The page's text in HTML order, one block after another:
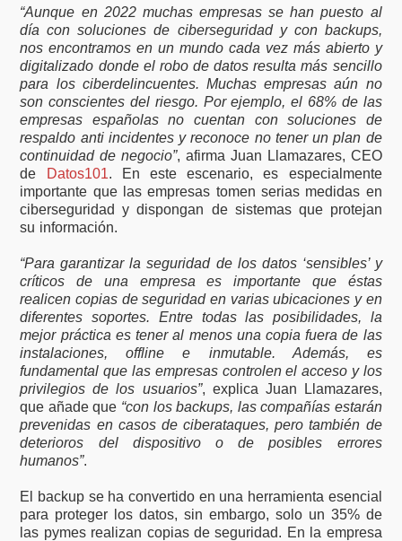
“Aunque en 2022 muchas empresas se han puesto al
día con soluciones de ciberseguridad y con backups,
nos encontramos en un mundo cada vez más abierto y
digitalizado donde el robo de datos resulta más sencillo
para los ciberdelincuentes. Muchas empresas aún no
son conscientes del riesgo. Por ejemplo, el 68% de las
empresas españolas no cuentan con soluciones de
respaldo anti incidentes y reconoce no tener un plan de
continuidad de negocio”, afirma Juan Llamazares, CEO
de
Datos101. En este escenario, es especialmente
importante que las empresas tomen serias medidas en
ciberseguridad y dispongan de sistemas que protejan
su información.
“Para garantizar la seguridad de los datos ‘sensibles’ y
críticos de una empresa es importante que éstas
realicen copias de seguridad en varias ubicaciones y en
diferentes soportes. Entre todas las posibilidades, la
mejor práctica es tener al menos una copia fuera de las
instalaciones, offline e inmutable. Además, es
fundamental que las empresas controlen el acceso y los
privilegios de los usuarios”, explica Juan Llamazares,
que añade que “con los backups, las compañías estarán
prevenidas en casos de ciberataques, pero también de
deterioros del dispositivo o de posibles errores
humanos”.
El backup se ha convertido en una herramienta esencial
para proteger los datos, sin embargo, solo un 35% de
las pymes realizan copias de seguridad. En la empresa